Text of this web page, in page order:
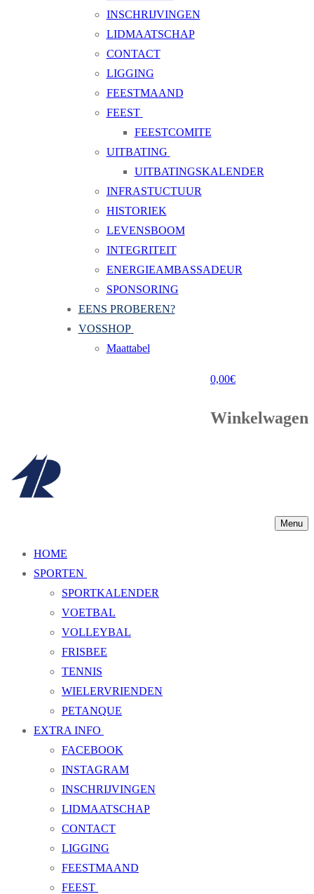
INSCHRIJVINGEN
LIDMAATSCHAP
CONTACT
LIGGING
FEESTMAAND
FEEST
FEESTCOMITE
UITBATING
UITBATINGSKALENDER
INFRASTUCTUUR
HISTORIEK
LEVENSBOOM
INTEGRITEIT
ENERGIEAMBASSADEUR
SPONSORING
EENS PROBEREN?
VOSSHOP
Maattabel
0,00€
Winkelwagen
Menu
HOME
SPORTEN
SPORTKALENDER
VOETBAL
VOLLEYBAL
FRISBEE
TENNIS
WIELERVRIENDEN
PETANQUE
EXTRA INFO
FACEBOOK
INSTAGRAM
INSCHRIJVINGEN
LIDMAATSCHAP
CONTACT
LIGGING
FEESTMAAND
FEEST